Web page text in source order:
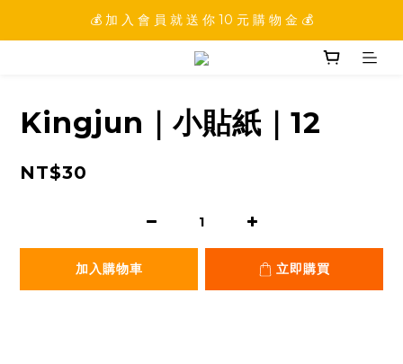
💰 加 入 會 員 就 送 你 10 元 購 物 金 💰
💰 加 入 會 員 就 送 你 10 元 購 物 金 💰
💰 填 寫 完 整 會 員 資 訊 再 送 點 數 22222 點 💰
Kingjun｜小貼紙｜12
NT$30
加入購物車 立即購買